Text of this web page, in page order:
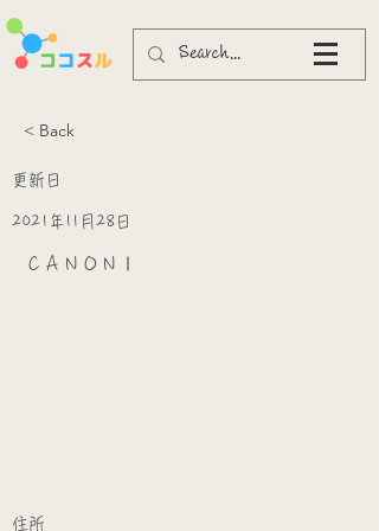
< Back
更新日
2021年11月28日
ＣＡＮＯＮⅠ
​ ​住所